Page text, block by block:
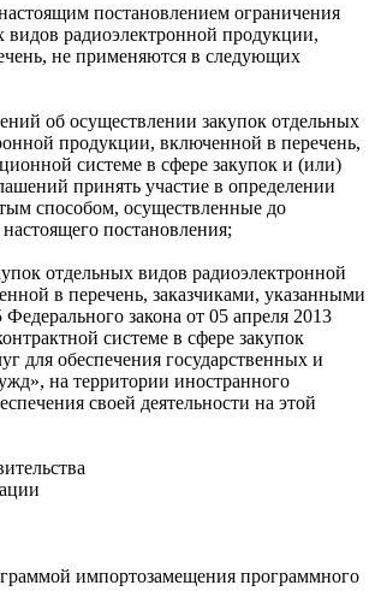
постановлением ограничения
видов радиоэлектронной продукции,
не применяются в следующих
об осуществлении закупок отдельных
продукции, включенной в перечень,
системе в сфере закупок и (или)
принять участие в определении
способом, осуществленные до
постановления;
отдельных видов радиоэлектронной
в перечень, заказчиками, указанными
Федерального закона от 05 апреля 2013
системе в сфере закупок
для обеспечения государственных и
на территории иностранного
своей деятельности на этой
импортозамещения программного